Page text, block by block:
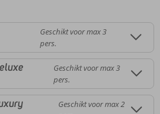
Geschikt voor max 3
pers.
Geschikt voor max 3
pers.
Geschikt voor max 2